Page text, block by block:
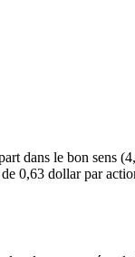
dans le bon sens
0,63 dollar par